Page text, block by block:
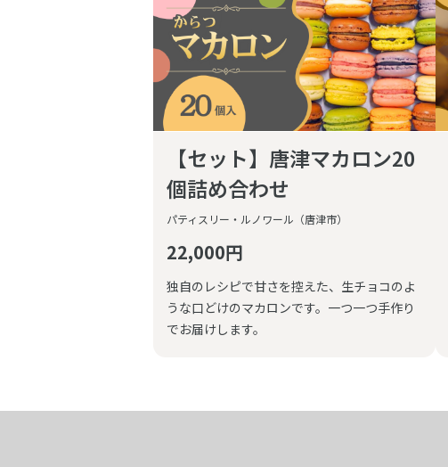
【セット】唐津マカロン20
個詰め合わせ
パティスリー・ルノワール（唐津市）
22,000円
独自のレシピで甘さを控えた、生チョコのよ
うな口どけのマカロンです。一つ一つ手作り
でお届けします。